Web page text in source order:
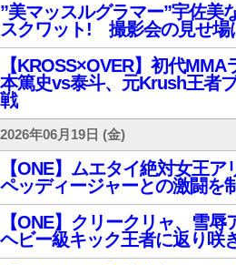
”美マッスルグラマー”宇佐美
スクワット! 撮影会の見せ
【KROSS×OVER】初代
本篤史vs泰斗、元Krush王者
戦
2026年06月19日 (金)
【ONE】ムエタイ絶対女王
ペッディージャーとの激闘を
【ONE】クリークリャ、雪
ヘビー級キック王者に返り咲